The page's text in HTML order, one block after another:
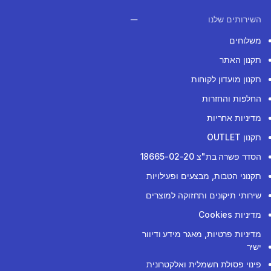
השירותים שלנו
משלוחים
תקנון האתר
תקנון מועדון לקוחות
החלפות והחזרות
מדיניות אחריות
תקנון OUTLET
הסדר פשרה בת"צ 18665-02-20
תקנוני הטבות, מבצעים ופעילויות
שירותי תיקונים ותחזוקה למוצרים
מדיניות Cookies
מדיניות פרטיות, מאגר מידע ודיוור
ישיר
פינוי פסולת חשמלית ואלקטרונית